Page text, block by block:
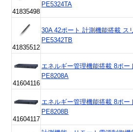
41835498
PE5324TA
41835512
30A 42ポート 計測機能搭載 ス
PE5342TB
41604116
エネルギー管理機能搭載 8ポー
PE8208A
41604117
エネルギー管理機能搭載 8ポー
PE8208B